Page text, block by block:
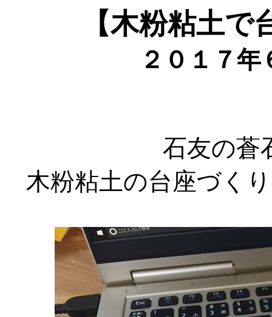
【木粉粘土
２０１７
石友の蒼
木粉粘土の台座づく